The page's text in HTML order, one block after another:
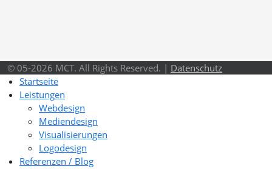
© 05-2026 MCT. All Rights Reserved. | Datenschutz
Startseite
Leistungen
Webdesign
Mediendesign
Visualisierungen
Logodesign
Referenzen / Blog